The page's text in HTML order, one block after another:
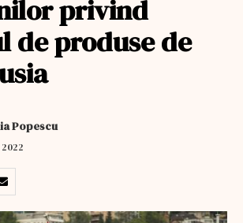
privind
de produse de
Popescu
2022